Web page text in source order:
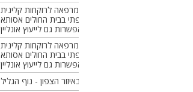
מקבלת במרפאה לרוקחות קלינית
וייעוץ תרופתי בבית החולים אסותא
אשדוד. אפשרות גם לייעוץ אונליין
מקבלת במרפאה לרוקחות קלינית
וייעוץ תרופתי בבית החולים אסותא
אשדוד. אפשרות גם לייעוץ אונליין
מקבלת באיזור הצפון - נוף הגליל